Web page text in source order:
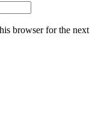
browser for the next